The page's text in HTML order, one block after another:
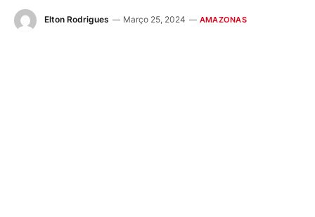
Elton Rodrigues Março 25, 2024 AMAZONAS